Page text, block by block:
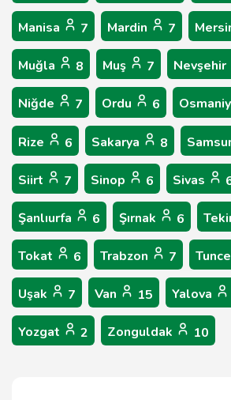
Manisa 7 Mardin 7
Muğla 8 Muş 7 Nevşehir
Niğde 7 Ordu 6
Rize 6 Sakarya 8
Siirt 7 Sinop 6 Sivas
Şanlıurfa 6 Şırnak 6
Tokat 6 Trabzon 7
Uşak 7 Van 15 Yalova
Yozgat 2 Zonguldak 10